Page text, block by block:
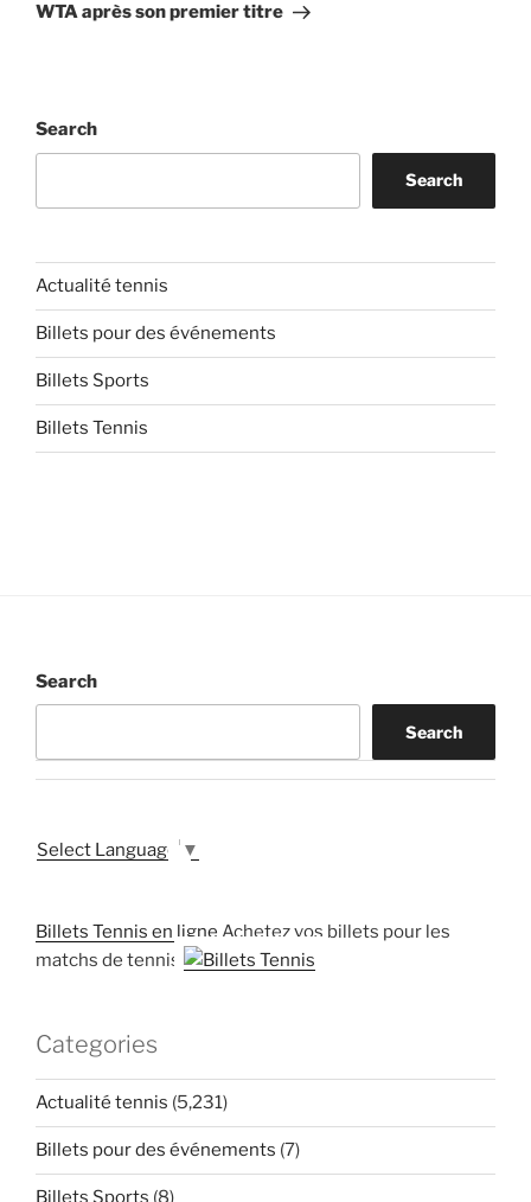
WTA après son premier titre
Search
Search
Actualité tennis
Billets pour des événements
Billets Sports
Billets Tennis
Search
Search
Select Language ▼
Billets Tennis en ligne Achetez vos billets pour les
matchs de tennis
Categories
Actualité tennis (5,231)
Billets pour des événements (7)
Billets Sports (8)